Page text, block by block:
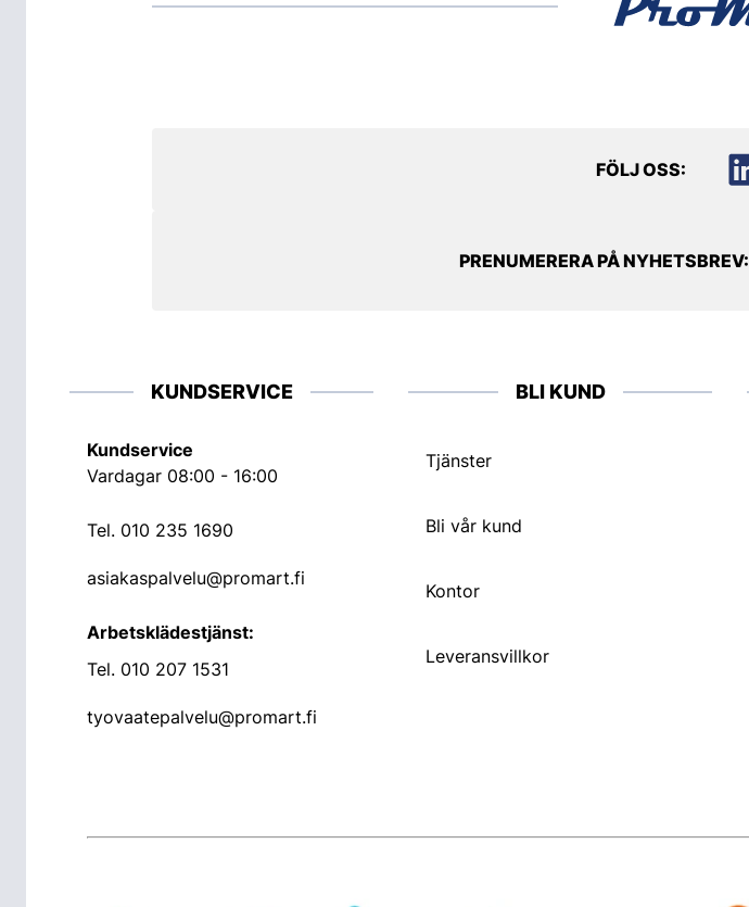
FÖLJ OSS:
PRENUMERERA PÅ NYHETSBREV:
KUNDSERVICE
Kundservice
Vardagar 08:00 - 16:00
Tel. 010 235 1690
asiakaspalvelu@promart.fi
Arbetsklädestjänst:
Tel. 010 207 1531
tyovaatepalvelu@promart.fi
BLI KUND
Tjänster
Bli vår kund
Kontor
Leveransvillkor